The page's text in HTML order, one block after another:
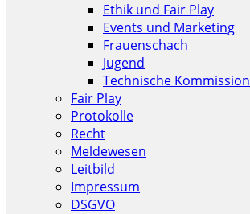
Ethik und Fair Play
Events und Marketing
Frauenschach
Jugend
Technische Kommission
Fair Play
Protokolle
Recht
Meldewesen
Leitbild
Impressum
DSGVO